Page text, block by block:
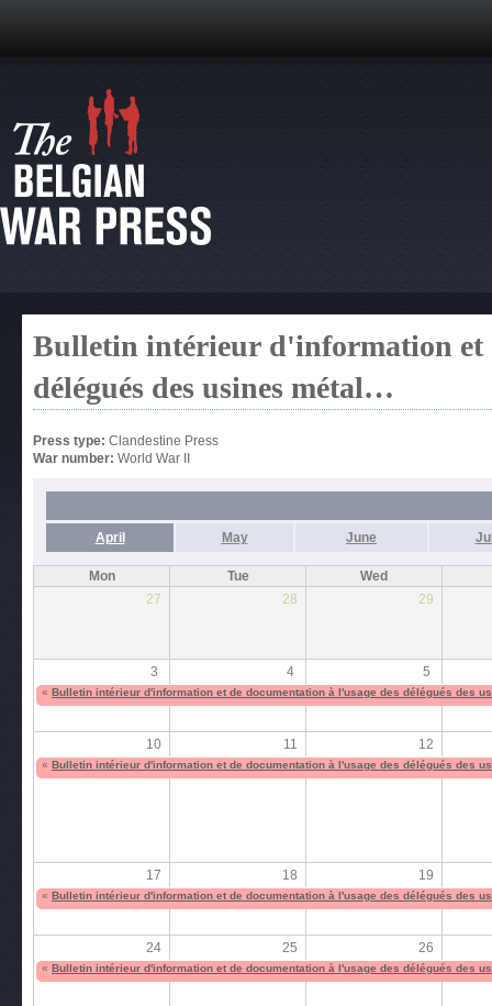
Bulletin intérieur d'information et
délégués des usines métal…
Press type: Clandestine Press
War number: World War II
April May June
Mon Tue
Wed
27
28 29
3 4 5
« Bulletin intérieur d'information et de documentation à l'usage des délégués des
10 11 12
« Bulletin intérieur d'information et de documentation à l'usage des délégués des
17 18 19
« Bulletin intérieur d'information et de documentation à l'usage des délégués des
24 25 26
« Bulletin intérieur d'information et de documentation à l'usage des délégués des